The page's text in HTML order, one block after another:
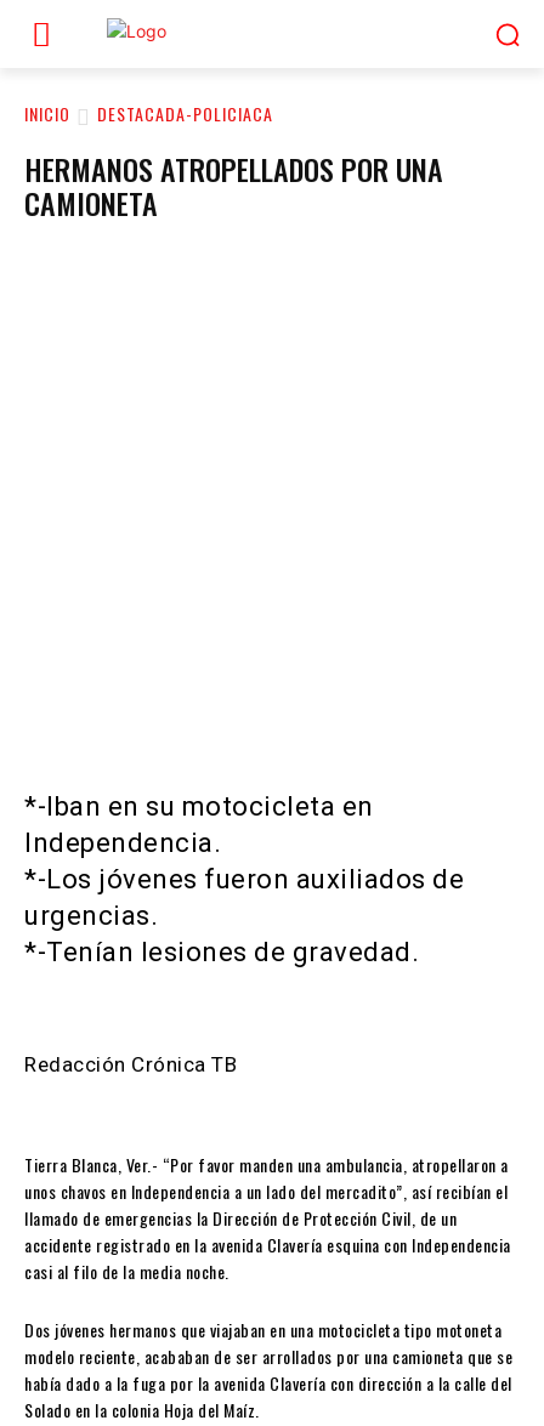
INICIO DESTACADA-POLICIACA
HERMANOS ATROPELLADOS POR UNA
CAMIONETA
*-Iban en su motocicleta en
Independencia.
*-Los jóvenes fueron auxiliados de
urgencias.
*-Tenían lesiones de gravedad.
Redacción Crónica TB
Tierra Blanca, Ver.- “Por favor manden una ambulancia, atropellaron a
unos chavos en Independencia a un lado del mercadito”, así recibían el
llamado de emergencias la Dirección de Protección Civil, de un
accidente registrado en la avenida Clavería esquina con Independencia
casi al filo de la media noche.
Dos jóvenes hermanos que viajaban en una motocicleta tipo motoneta
modelo reciente, acababan de ser arrollados por una camioneta que se
había dado a la fuga por la avenida Clavería con dirección a la calle del
Solado en la colonia Hoja del Maíz.